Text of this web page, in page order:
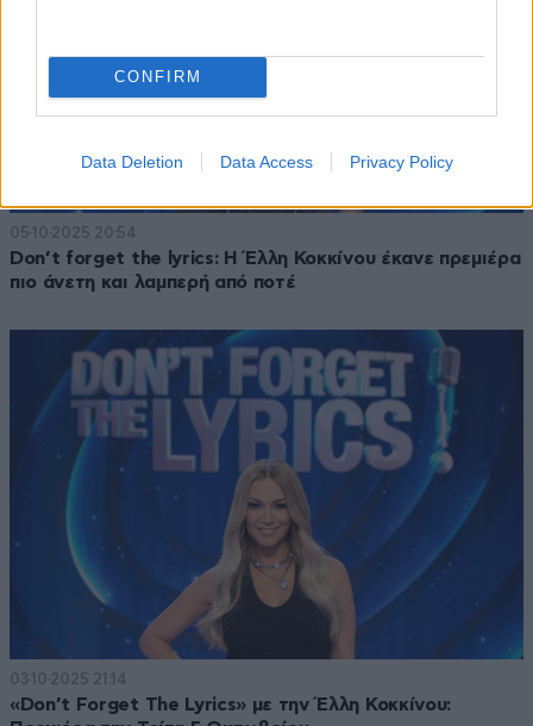
CONFIRM
Data Deletion Data Access Privacy Policy
05·10·2025 20:54
Don’t forget the lyrics: Η Έλλη Κοκκίνου έκανε πρεμιέρα
πιο άνετη και λαμπερή από ποτέ
03·10·2025 21:14
«Don’t Forget The Lyrics» με την Έλλη Κοκκίνου: